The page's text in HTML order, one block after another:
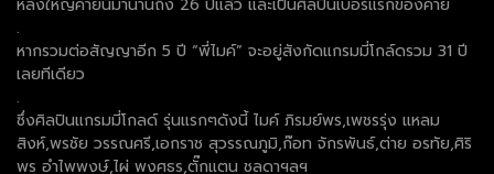
.
หากรวมต่อสัญญาอีก 5 ปี “พี่ไมค์” จะอยู่สังกัดแกรมมี่โกล์ดรวม 31 ปี
เลยทีเดียว
.
ซึ่งศิลปินแกรมมี่โกลด์ รุ่นแรกๆดังนี้ ไมค์ ภิรมย์พร,เพชรรุ่ง แหลม
สิงห์,พรชัย วรรณศรี,เอกราช สุวรรณภูมิ,ก๊อท จักรพันธ์,ต่าย อรทัย,ศิริ
พร อำไพพงษ์,ไผ่ พงศธร,ตั๊กแตน ชลดาฯลฯ